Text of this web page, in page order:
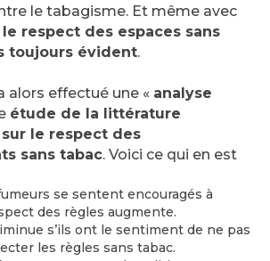
le tabagisme. Et même avec
le respect des espaces sans
toujours évident.
alors effectué une « analyse
étude de la littérature
le respect des
sans tabac. Voici ce qui en est
se sentent encouragés à
des règles augmente.
s’ils ont le sentiment de ne pas
les règles sans tabac.